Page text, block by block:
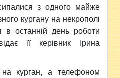
з одного майже
кургану на некрополі
в останній день роботи
її керівник Ірина
курган, а телефоном